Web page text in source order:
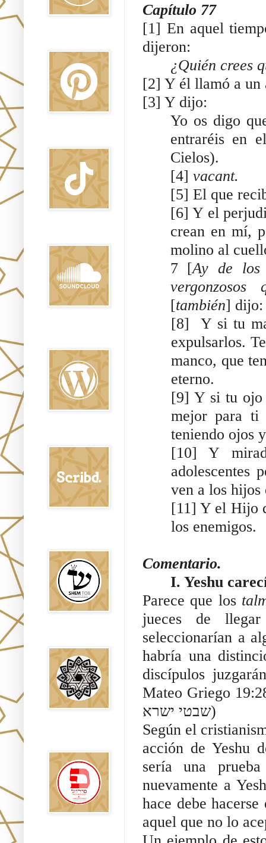
Capítulo 77
[1] En aquel
dijeron:
¿Quién crees
[2] Y él llamó a un
[3] Y dijo:
Yo os digo
entraréis en
Cielos).
[4] vacant.
[5] El que
[6] Y el
crean en mí,
molino al
7 [Ay de los
[también] dijo:
[8] Y si tu
expulsarlos.
manco, que
eterno.
[9] Y si tu ojo
mejor para ti
teniendo ojos
[10] Y
adolescentes
ven a los hijos
[11] Y el Hijo
los enemigos.
Comentario.
I. Yeshu
Parece que los
jueces de
seleccionarían a
habría una
discípulos
Mateo Griego
שבטי ישרא)
Según el
acción de Yeshu
sería una
nuevamente a
hace debe
aquel que no lo